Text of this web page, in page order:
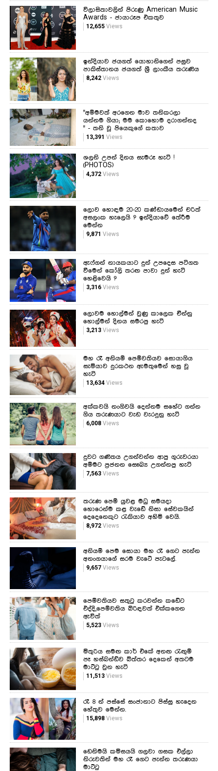
විලාසිතාවලින් පිරුණු American Music
Awards - ජායාරූප එකතුව
12,655Views
ඉන්දියාව ජයගත් යොහානිගෙන් පසුව
පාකිස්තානය ජයගත් ශ්‍රී ලාංකීය තරුණිය
8,242Views
"අම්මවත් අරගෙන මාව තනිකරලා
යන්නම ගියා; මම කොහොම දරාගන්නද
" - තනි වූ පියෙකුගේ කතාව
13,391 Views
ශලනි උපන් දිනය සැමරූ හැටි !
(PHOTOS)
4,372Views
ලොව හොඳම 20-20 කණ්ඩායමෙන් චරිත්
අසලංක හැලෙයි ? ඉන්දියාවේ තේරීම
මෙන්න
9,871 Views
ඇෆ්ගන් නායකයාට දුන් උපදෙස පටිගත
වීමෙන් කෝලි තරඟ පාවා දුන් හැටි
හෙළිවෙයි ?
3,316Views
ලොවම හොල්මන් වුණු කාලෙක චීන්නු
හොල්මන් දිනය සමරපු හැටි
3,213Views
මහ රෑ අනියම් පෙම්වතියව සොයාගිය
සැමියාව දුරකථන ඇමතුමෙන් හසු වූ
හැටි
13,634Views
අක්කවයි නංගිවයි දෙන්නම සහේට ගන්න
ගිය තරුණයාට වැඩ වැරදුනු හැටි
6,008Views
දුවට ගණිතය උගන්වන්න ආපු ගුරුවරයා
අම්මට ප්‍රජනන සෞඛ්‍ය උගන්නපු හැටි
7,563Views
තරුණ පෙම් යුවළ මධු සමයදා
හොරෙන්ම කළ වැඩේ නිසා සේවකයින්
දෙදෙනෙකුට රැකියාව අහිමි වෙයි.
8,972Views
අනියම් පෙම සොයා මහ රෑ ගෙට පැන්න
අනංගයාගේ සරම වැටේ පැටලේ.
9,657Views
පෙම්වතියව සතුටු කරවන්න කඩේට
එද්දි,පෙම්වතිය බිරිඳවත් එක්කගෙන
ඇවිත්
5,523Views
මිතුරිය සමඟ කාර් එකේ අනඟ රැඟුම්
පෑ හස්බන්ඩ්ව බිත්තර දෙකෙන් අතටම
මාට්ටු වුන හැටි
11,513Views
රෑ 8 න් පස්සේ සංජානාට පිස්සු හැදෙන
හේතුව මෙන්න.
15,898Views
ඩෙනිමයි කමිසයයි ගලවා ගසක එල්ලා
නිරුවතින් මහ රෑ ගෙට පැන්න තරුණයා
මාට්ටු